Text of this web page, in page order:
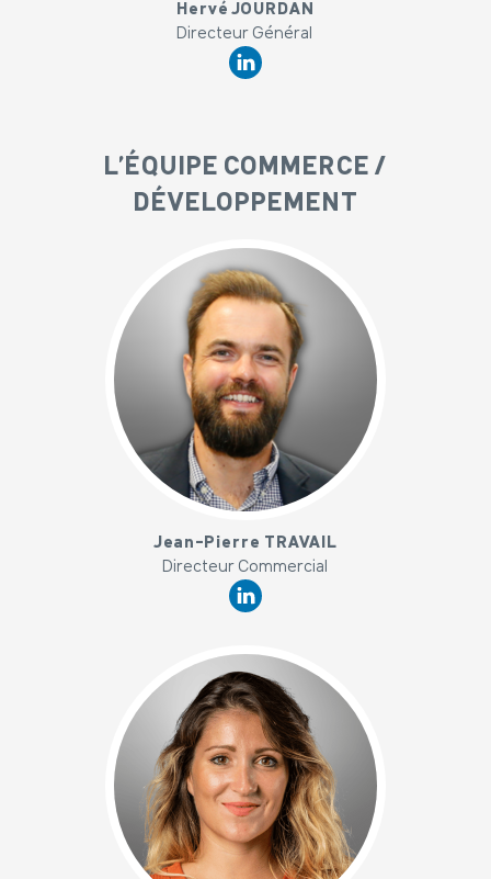
Hervé JOURDAN
Directeur Général
L'ÉQUIPE COMMERCE /
DÉVELOPPEMENT
Jean-Pierre TRAVAIL
Directeur Commercial